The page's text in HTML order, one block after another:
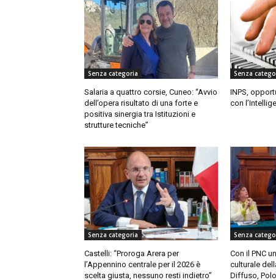
Senza categoria
Salaria a quattro corsie, Cuneo: “Avvio
dell’opera risultato di una forte e
positiva sinergia tra Istituzioni e
strutture tecniche”
Senza
INPS,
con
Senza categoria
Castelli: “Proroga Arera per
l’Appennino centrale per il 2026 è
scelta giusta, nessuno resti indietro”
Senza
Con il PNC
culturale
Diffuso,